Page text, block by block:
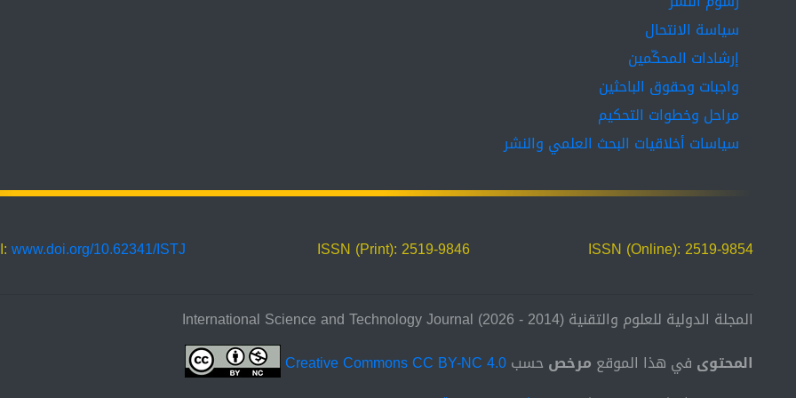
سياسة الانتحال
إرشادات المحكّمين
واجبات وحقوق الباحثين
مراحل وخطوات التحكيم
سياسات أخلاقيات البحث العلمي والنشر
ISSN (Online): 2519-9854
ISSN (Print): 2519-9846
www.doi.org/10.62341/ISTJ
المجلة الدولية للعلوم والتقنية (2014 - 2026) International Science and Technology Journal
المحتوى في هذا الموقع مرخصحسبCreative Commons CC BY-NC 4.0